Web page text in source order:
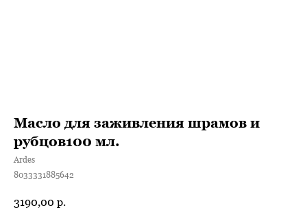
Масло для заживления шрамов и
рубцов100 мл.
Ardes
8033331885642
3190,00 р.